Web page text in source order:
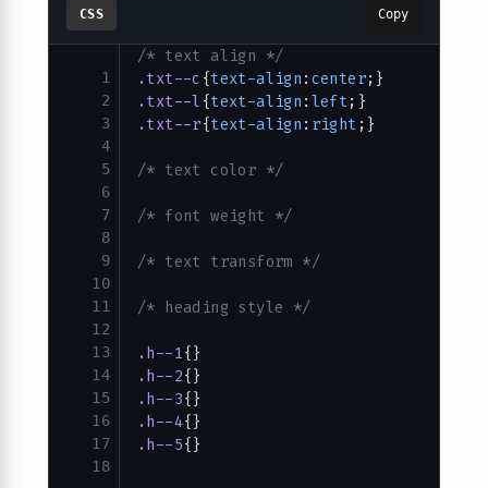
34
35
CSS Copy
1
2
3
4
5
6
7
8
9
10
11
12
13
14
15
16
17
18
/* text align */
.txt--c {text-align : center;}
.txt--l {text-align : left;}
.txt--r{text-align : right ;}
/* text color */
/* font weight */
/* text transform */
/* heading style */
.h--1{}
.h--2{}
.h--3{}
.h--4{}
.h--5{}